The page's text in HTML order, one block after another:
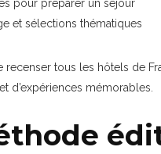
pour préparer un séjour
et sélections thématiques
recenser tous les hôtels de
d’expériences mémorables.